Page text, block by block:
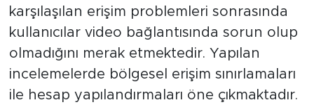
karşılaşılan erişim problemleri sonrasında
kullanıcılar video bağlantısında sorun olup
olmadığını merak etmektedir. Yapılan
incelemelerde bölgesel erişim sınırlamaları
ile hesap yapılandırmaları öne çıkmaktadır.